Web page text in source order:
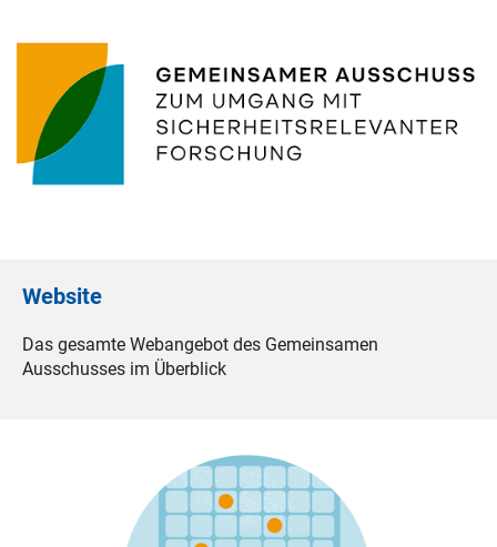
Website
Das gesamte Webangebot des Gemeinsamen
Ausschusses im Überblick